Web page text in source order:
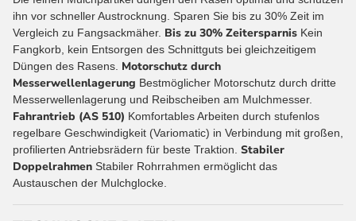
ihn vor schneller Austrocknung. Sparen Sie bis zu 30% Zeit im
Vergleich zu Fangsackmäher. Bis zu 30% Zeitersparnis Kein
Fangkorb, kein Entsorgen des Schnittguts bei gleichzeitigem
Düngen des Rasens. Motorschutz durch
Messerwellenlagerung Bestmöglicher Motorschutz durch dritte
Messerwellenlagerung und Reibscheiben am Mulchmesser.
Fahrantrieb (AS 510) Komfortables Arbeiten durch stufenlos
regelbare Geschwindigkeit (Variomatic) in Verbindung mit großen,
profilierten Antriebsrädern für beste Traktion. Stabiler
Doppelrahmen Stabiler Rohrrahmen ermöglicht das
Austauschen der Mulchglocke.